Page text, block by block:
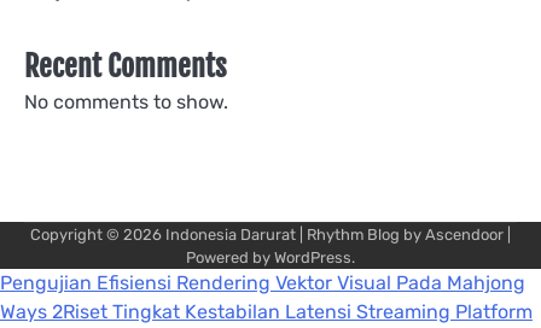
Recent Comments
No comments to show.
Copyright © 2026 Indonesia Darurat | Rhythm Blog by Ascendoor
Powered by WordPress.
Pengujian Efisiensi Rendering Vektor Visual Pada Mahjong
Ways 2Riset Tingkat Kestabilan Latensi Streaming Platform